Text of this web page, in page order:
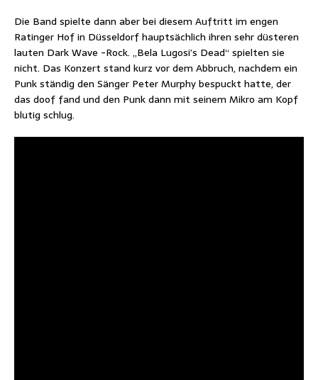
Die Band spielte dann aber bei diesem Auftritt im engen
Ratinger Hof in Düsseldorf hauptsächlich ihren sehr düsteren
lauten Dark Wave -Rock. „Bela Lugosi’s Dead“ spielten sie
nicht. Das Konzert stand kurz vor dem Abbruch, nachdem ein
Punk ständig den Sänger Peter Murphy bespuckt hatte, der
das doof fand und den Punk dann mit seinem Mikro am Kopf
blutig schlug.